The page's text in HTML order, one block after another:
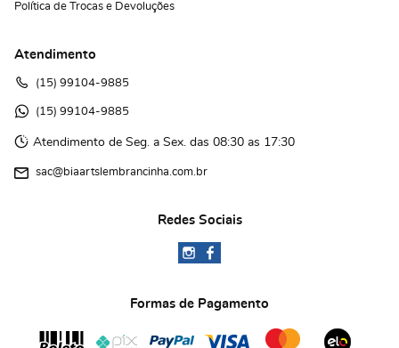
Política de Trocas e Devoluções
Atendimento
(15) 99104-9885
(15) 99104-9885
Atendimento de Seg. a Sex. das 08:30 as 17:30
sac@biaartslembrancinha.com.br
Redes Sociais
Formas de Pagamento